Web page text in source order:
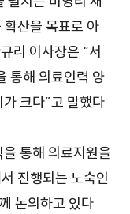
산을 목표로 아
리 이사장은 “서
통해 의료인력 양
크다”고 말했다.
통해 의료지원을
진행되는 노숙인
논의하고 있다.